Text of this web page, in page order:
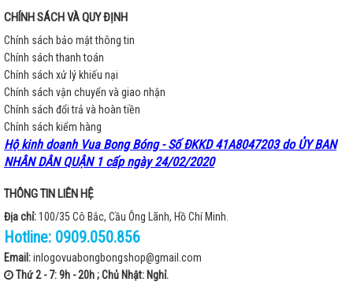
CHÍNH SÁCH VÀ QUY ĐỊNH
Chính sách bảo mật thông tin
Chính sách thanh toán
Chính sách xử lý khiếu nại
Chính sách vận chuyển và giao nhận
Chính sách đổi trả và hoàn tiền
Chính sách kiểm hàng
Hộ kinh doanh Vua Bong Bóng - Số ĐKKD 41A8047203 do ỦY BAN
NHÂN DÂN QUẬN 1 cấp ngày 24/02/2020
THÔNG TIN LIÊN HỆ
Địa chỉ:100/35 Cô Bắc, Cầu Ông Lãnh, Hồ Chí Minh.
Hotline: 0909.050.856
Email:inlogovuabongbongshop@gmail.com
Thứ 2 - 7: 9h - 20h ; Chủ Nhật: Nghỉ.